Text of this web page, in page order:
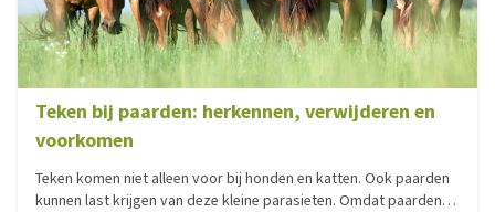
Teken bij paarden: herkennen, verwijderen en
voorkomen
Teken komen niet alleen voor bij honden en katten. Ook paarden
kunnen last krijgen van deze kleine parasieten. Omdat paarden